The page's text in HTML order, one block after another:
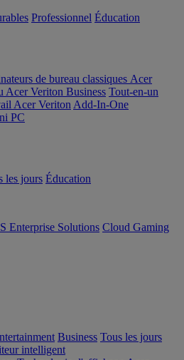
Professionnel Éducation
de bureau classiques Acer
Acer Veriton Business Tout-en-un
Acer Veriton Add-In-One
PC
les jours Éducation
Enterprise Solutions Cloud Gaming
Business Tous les jours
intelligent